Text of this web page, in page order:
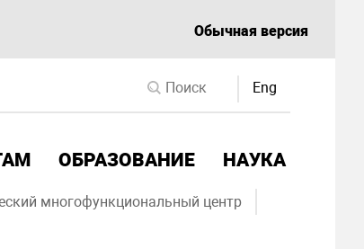
Обычная версия
Eng
ОБРАЗОВАНИЕ НАУКА
многофункциональный центр